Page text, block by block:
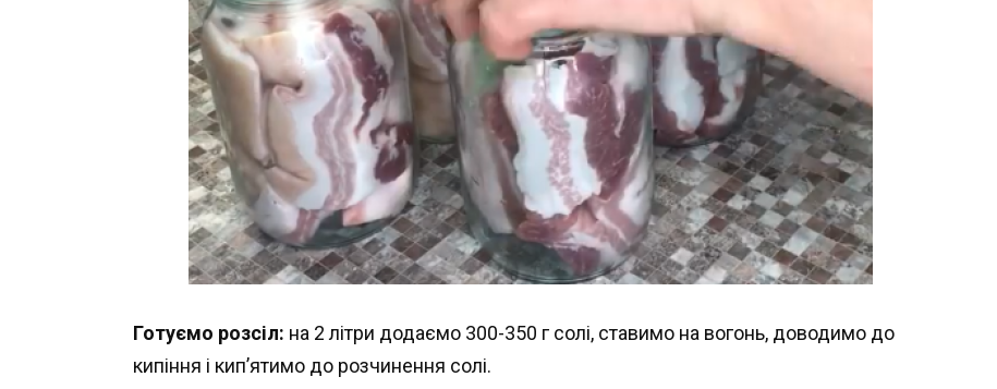
Готуємо розсіл: на 2 літри додаємо 300-350 г солі, ставимо на вогонь, доводимо до
кипіння і кип’ятимо до розчинення солі.